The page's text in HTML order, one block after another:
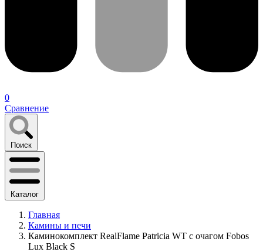
0
Сравнение
Поиск
Каталог
Главная
Камины и печи
Каминокомплект RealFlame Patricia WT с очагом Fobos
Lux Black S